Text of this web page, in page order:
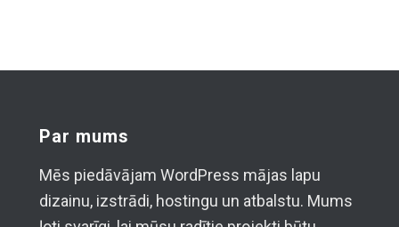
Par mums
Mēs piedāvājam WordPress mājas lapu
dizainu, izstrādi, hostingu un atbalstu. Mums